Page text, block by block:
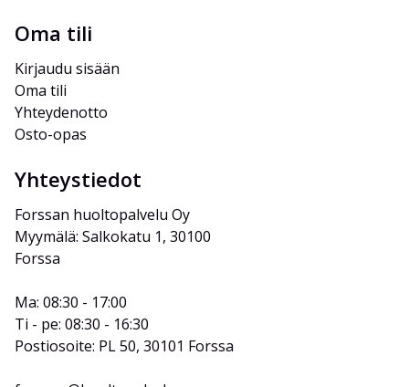
Oma tili
Kirjaudu sisään
Oma tili
Yhteydenotto
Osto-opas
Yhteystiedot
Forssan huoltopalvelu Oy
Myymälä: Salkokatu 1, 30100
Forssa
Ma: 08:30 - 17:00
Ti - pe: 08:30 - 16:30
Postiosoite: PL 50, 30101 Forssa